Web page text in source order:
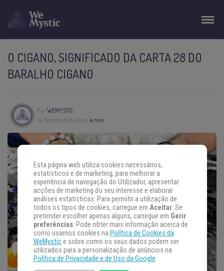
O CIGANO, SIGNIFICADO DA CARTA 28 DO
BARALHO CIGANO
PorWEMYSTIC
Tempo de leitura:4 min
Esta página web utiliza cookies necessários,
estatísticos e de marketing, para melhorar a
experiência de navegação do Utilizador, apresentar
acções de marketing do seu interesse e elaborar
análises estatísticas. Para permitir a utilização de
todos os tipos de cookies, carregue em Aceitar. Se
pretender escolher apenas alguns, carregue em Gerir
preferências. Pode obter mais informação acerca de
como usamos cookies na Política de Cookies da
WeMystice sobre como os seus dados podem ser
utilizados para a personalização de anúncios na
Política de Privacidade e de Uso da Google.